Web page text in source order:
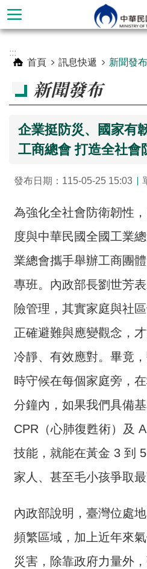
跳到主要內容區塊
階
本
部
簡
介
主
政
策
訊
快
題
服
務
互
交
流
:::
首頁
訊息快遞 新聞發布
新聞發布
企業挺防災、國家有
工商總會 打造全社會
發布日期：115-05-25 15:03
為強化全社會防衛韌性
度與中華民國全國工業
業總會攜手舉辦工商團
專班。內政部長劉世芳
險管理，其實家庭與社
正確避難與應變觀念，
冷靜、有效應對。畢竟
時守候在每個家庭旁，
分鐘內，如果我們具備基
CPR（心肺復甦術）及
技能，就能在黃金 3 到 5
家人、甚至毛小孩爭取
內政部說明，臺灣位處
頻繁區域，加上近年來
災害，除靠政府力量外